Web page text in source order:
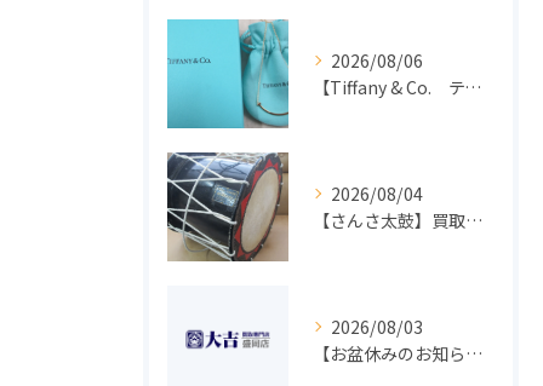
2026/08/06
【Tiffany & Co. ティファニー】買取 大吉盛岡店 アクセサリー買取しました！！
2026/08/04
【さんさ太鼓】買取 大吉盛岡店 楽器 買取します！！
2026/08/03
【お盆休みのお知らせ】買取専門 大吉 盛岡店